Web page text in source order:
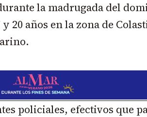
la madrugada del
20 años en la zona de
policiales, efectivos que